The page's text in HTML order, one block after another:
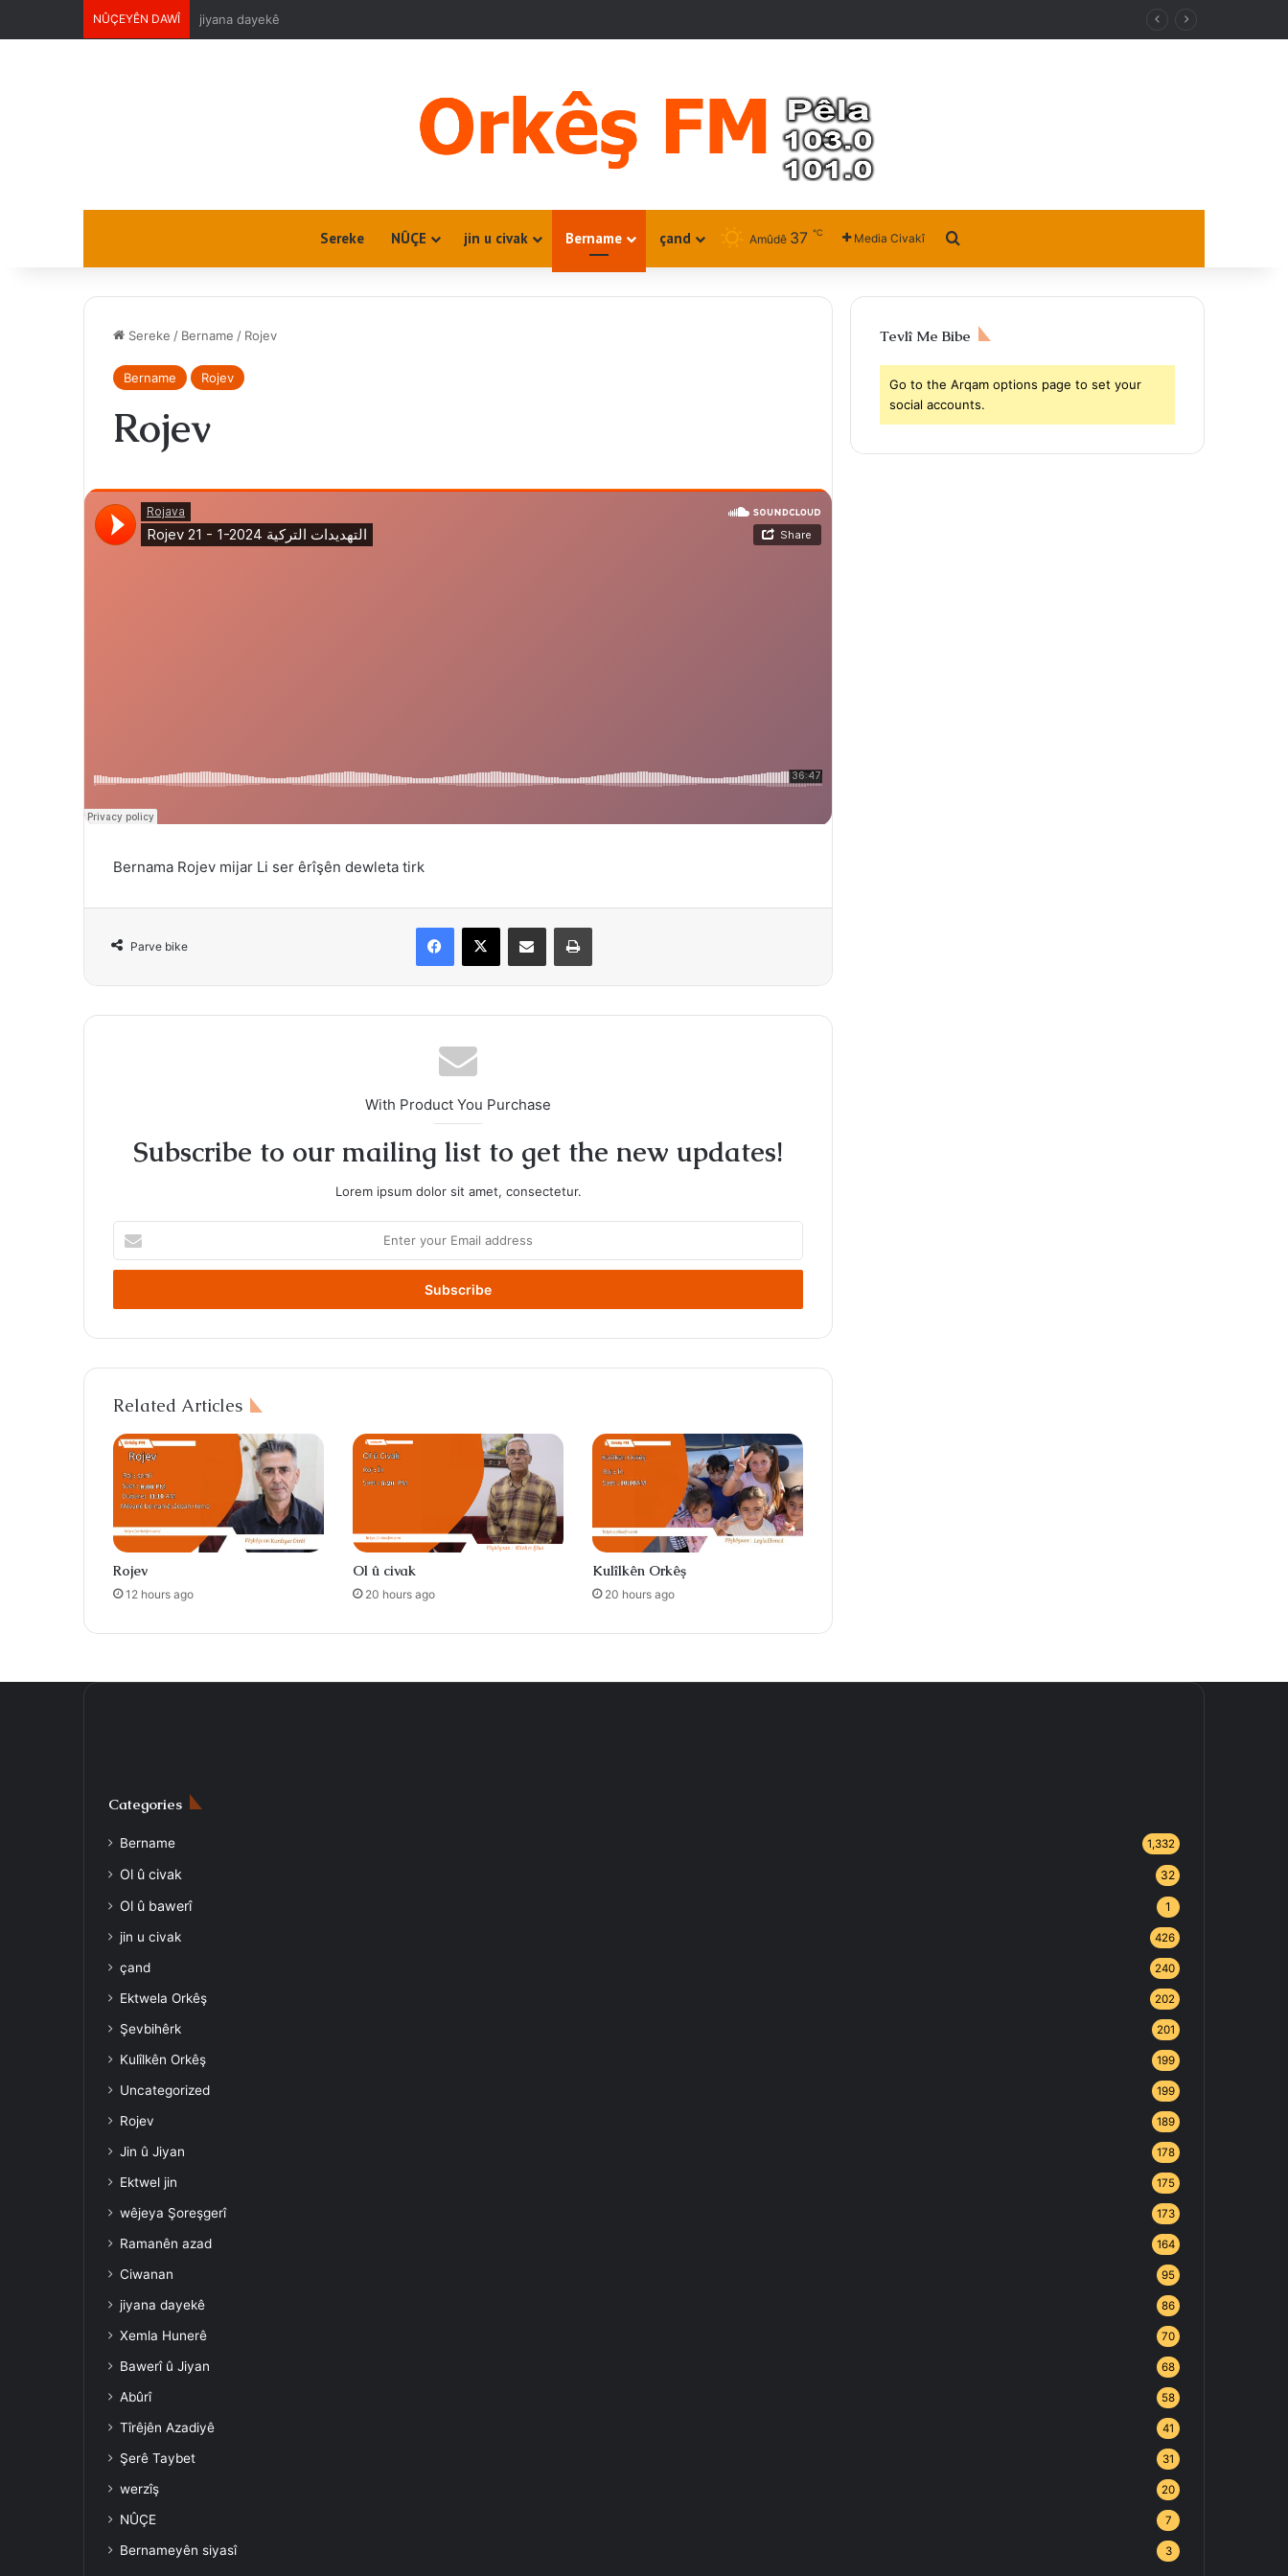
NÛÇEYÊN DAWÎ Jin û Jiyan
Sereke NÛÇE jin u civak Bername çand Amûdê 37 ℃ Media Civakî
Sereke / Bername / Rojev
Bername Rojev
Rojev
Bernama Rojev mijar Li ser êrîşên dewleta tirk
Parve bike
Facebook
X Share via Email Print
With Product You Purchase
Subscribe to our mailing list to get the new updates!
Lorem ipsum dolor sit amet, consectetur.
your
Email
Related Articles
Rojev
12 hours ago
Ol û civak
20 hours ago
Kulîlkên Orkêş
20 hours ago
Tevlî Me Bibe
Go to the Arqam options page to set your
social accounts.
Categories
Bername 1,332
Ol û civak 32
Ol û bawerî 1
jin u civak 426
çand 240
Ektwela Orkêş 202
Şevbihêrk 201
Kulîlkên Orkêş 199
Uncategorized 199
Rojev 189
Jin û Jiyan 178
Ektwel jin 175
wêjeya Şoreşgerî 173
Ramanên azad 164
Ciwanan 95
jiyana dayekê 86
Xemla Hunerê 70
Bawerî û Jiyan 68
Abûrî 58
Tîrêjên Azadiyê 41
Şerê Taybet 31
werzîş 20
NÛÇE 7
Bernameyên siyasî 3